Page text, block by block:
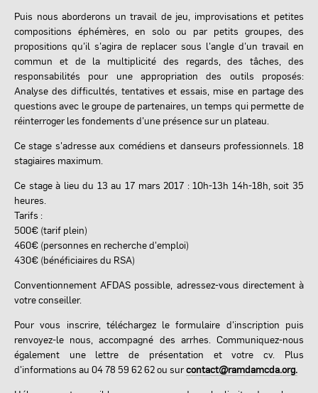
Puis nous aborderons un travail de jeu, improvisations et petites
compositions éphémères, en solo ou par petits groupes, des
propositions qu’il s’agira de replacer sous l’angle d’un travail en
commun et de la multiplicité des regards, des tâches, des
responsabilités pour une appropriation des outils proposés:
Analyse des difficultés, tentatives et essais, mise en partage des
questions avec le groupe de partenaires, un temps qui permette de
réinterroger les fondements d’une présence sur un plateau.
Ce stage s'adresse aux comédiens et danseurs professionnels. 18
stagiaires maximum.
Ce stage à lieu du 13 au 17 mars 2017 : 10h-13h 14h-18h, soit 35
heures.
Tarifs :
500€ (tarif plein)
460€ (personnes en recherche d'emploi)
430€ (bénéficiaires du RSA)
Conventionnement AFDAS possible, adressez-vous directement à
votre conseiller.
Pour vous inscrire, téléchargez le formulaire d'inscription puis
renvoyez-le nous, accompagné des arrhes. Communiquez-nous
également une lettre de présentation et votre cv. Plus
d'informations au 04 78 59 62 62 ou surcontact@ramdamcda.org.